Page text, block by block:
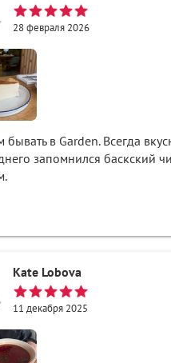
28 февраля 2026
в Garden. Всегда
запомнился баскский
Kate Lobova
11 декабря 2025